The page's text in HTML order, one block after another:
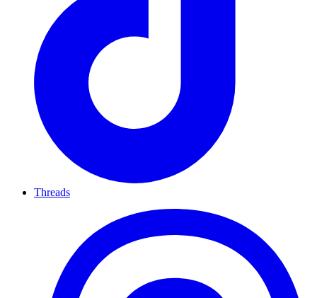
Threads